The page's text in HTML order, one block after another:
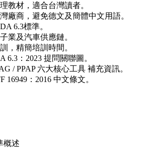
教材，適合台灣讀者。
廠商，避免德文及簡體中文用語。
6.3標準。
業及汽車供應鏈。
，精簡培訓時間。
6.3：2023 提問關聯圖。
/ PPAP 六大核心工具 補充資訊。
16949：2016 中文條文。
概述